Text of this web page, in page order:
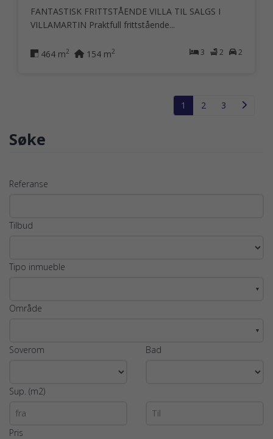
FANTASTISK FRITTSTÅENDE VILLA TIL SALGS I
VILLAMARTIN Praktfull frittstående...
3 2 2
464 m2 154 m2
1 2 3
Søke
Referanse
Tilbud
Tipo inmueble
▼
Område
▼
Soverom Bad
Sup. (m2)
Pris